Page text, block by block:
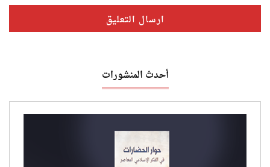
أحدث المنشورات